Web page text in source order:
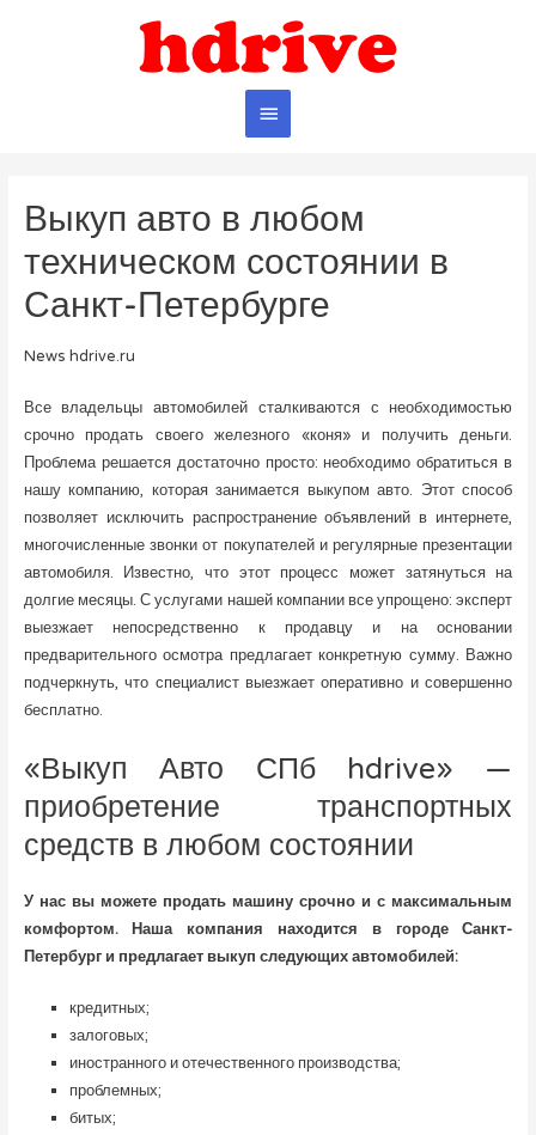
Главное
Выкуп авто в любом
техническом состоянии в
Санкт-Петербурге
News hdrive.ru
Все владельцы автомобилей сталкиваются с необходимостью
срочно продать своего железного «коня» и получить деньги.
Проблема решается достаточно просто: необходимо обратиться в
нашу компанию, которая занимается выкупом авто. Этот способ
позволяет исключить распространение объявлений в интернете,
многочисленные звонки от покупателей и регулярные презентации
автомобиля. Известно, что этот процесс может затянуться на
долгие месяцы. С услугами нашей компании все упрощено: эксперт
выезжает непосредственно к продавцу и на основании
предварительного осмотра предлагает конкретную сумму. Важно
подчеркнуть, что специалист выезжает оперативно и совершенно
бесплатно.
«Выкуп Авто СПб hdrive» —
приобретение транспортных
средств в любом состоянии
У нас вы можете продать машину срочно и с максимальным
комфортом. Наша компания находится в городе Санкт-
Петербург и предлагает выкуп следующих автомобилей:
кредитных;
залоговых;
иностранного и отечественного производства;
проблемных;
битых;